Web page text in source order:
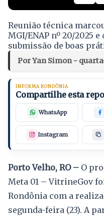
Reunião técnica
MGI/ENAP nº 20/2025
submissão de boas
Por Yan Simon -
INFORMA RONDÔNIA
Compartilhe esta
WhatsApp
Instagram
Porto Velho, RO – O
Meta 01 – VitrineGov
Rondônia com a
segunda-feira (23). A